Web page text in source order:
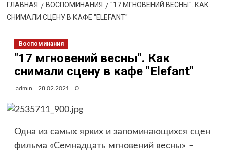
ГЛАВНАЯ ВОСПОМИНАНИЯ
"17 МГНОВЕНИЙ ВЕСНЫ". КАК
СНИМАЛИ СЦЕНУ В КАФЕ "ELEFANT"
Воспоминания
"17 мгновений весны". Как
снимали сцену в кафе "Elefant"
admin 28.02.2021 0
Одна из самых ярких и запоминающихся сцен
фильма «Семнадцать мгновений весны» –